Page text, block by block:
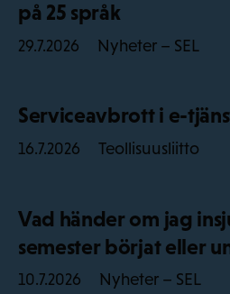
på 25 språk
29.7.2026 Nyheter – SEL
Serviceavbrott i e-
16.7.2026 Teollisuusliitto
Vad händer om jag
semester börjat eller
10.7.2026 Nyheter – SEL